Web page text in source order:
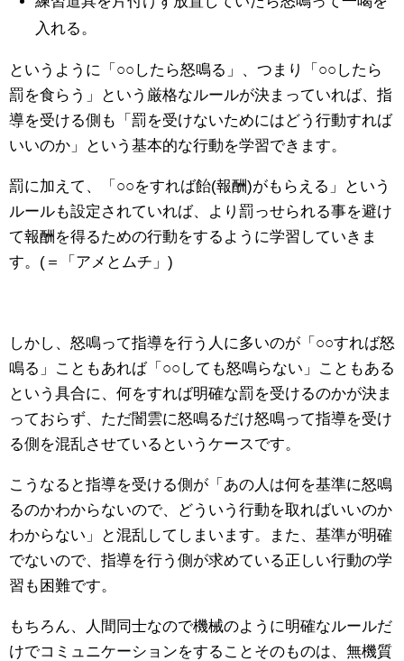
入れる。
というように「○○したら怒鳴る」、つまり「○○したら
罰を食らう」という厳格なルールが決まっていれば、指
導を受ける側も「罰を受けないためにはどう行動すれば
いいのか」という基本的な行動を学習できます。
罰に加えて、「○○をすれば飴(報酬)がもらえる」という
ルールも設定されていれば、より罰っせられる事を避け
て報酬を得るための行動をするように学習していきま
す。(＝「アメとムチ」)
しかし、怒鳴って指導を行う人に多いのが「○○すれば怒
鳴る」こともあれば「○○しても怒鳴らない」こともある
という具合に、何をすれば明確な罰を受けるのかが決ま
っておらず、ただ闇雲に怒鳴るだけ怒鳴って指導を受け
る側を混乱させているというケースです。
こうなると指導を受ける側が「あの人は何を基準に怒鳴
るのかわからないので、どういう行動を取ればいいのか
わからない」と混乱してしまいます。また、基準が明確
でないので、指導を行う側が求めている正しい行動の学
習も困難です。
もちろん、人間同士なので機械のように明確なルールだ
けでコミュニケーションをすることそのものは、無機質